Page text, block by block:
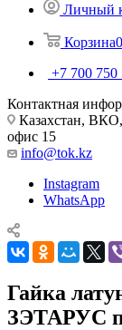
Личный
Корзина0
+7 700 750
Контактная
Казахстан, ВКО,
офис 15
info@tok.kz
Instagram
WhatsApp
Гайка
ЗЭТАРУС